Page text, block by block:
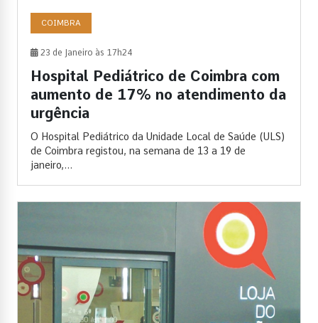
COIMBRA
23 de Janeiro às 17h24
Hospital Pediátrico de Coimbra com
aumento de 17% no atendimento da
urgência
O Hospital Pediátrico da Unidade Local de Saúde (ULS)
de Coimbra registou, na semana de 13 a 19 de
janeiro,...